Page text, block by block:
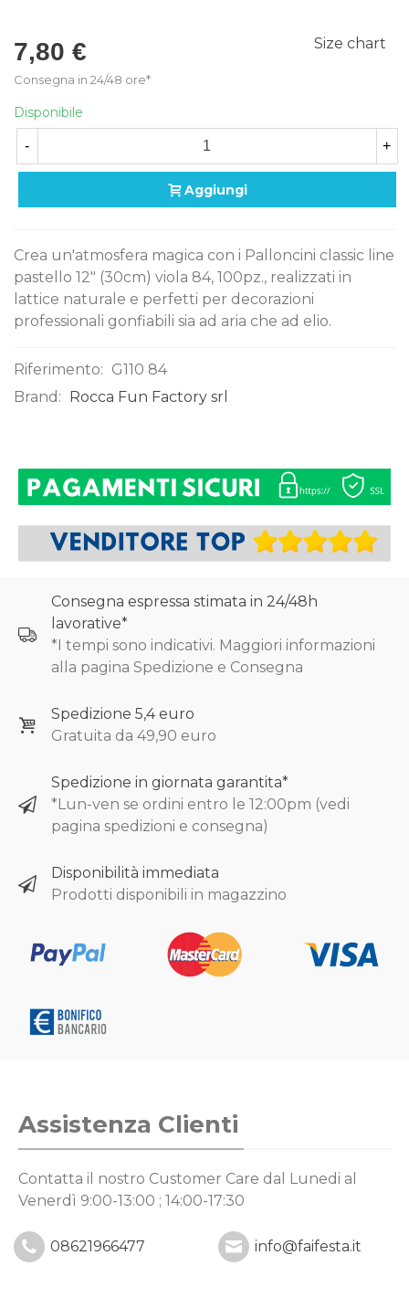
7,80 €
Consegna in 24/48 ore*
Size chart
Disponibile
- +
Aggiungi
Crea un'atmosfera magica con i Palloncini classic line
pastello 12" (30cm) viola 84, 100pz., realizzati in
lattice naturale e perfetti per decorazioni
professionali gonfiabili sia ad aria che ad elio.
Riferimento: G110 84
Brand:
Rocca Fun Factory srl
Consegna espressa stimata in 24/48h
lavorative*
*I tempi sono indicativi. Maggiori informazioni
alla pagina Spedizione e Consegna
Spedizione 5,4 euro
Gratuita da 49,90 euro
Spedizione in giornata garantita*
*Lun-ven se ordini entro le 12:00pm (vedi
pagina spedizioni e consegna)
Disponibilità immediata
Prodotti disponibili in magazzino
Assistenza Clienti
Contatta il nostro Customer Care dal Lunedi al
Venerdì 9:00-13:00 ; 14:00-17:30
08621966477 info@faifesta.it